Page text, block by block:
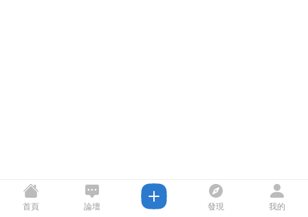
首頁 論壇 發現 我的